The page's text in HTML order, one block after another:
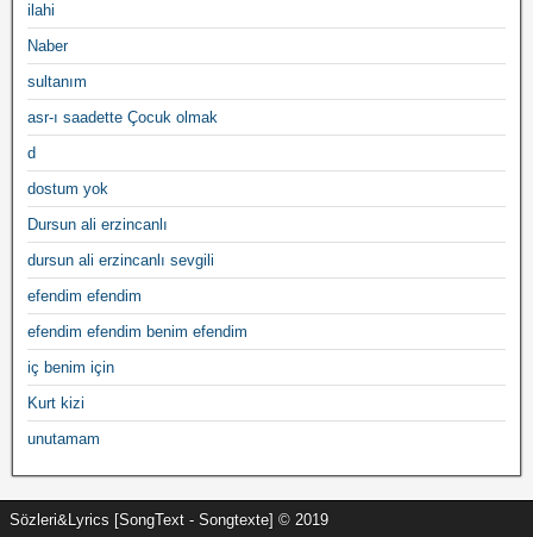
ilahi
Naber
sultanım
asr-ı saadette Çocuk olmak
d
dostum yok
Dursun ali erzincanlı
dursun ali erzincanlı sevgili
efendim efendim
efendim efendim benim efendim
iç benim için
Kurt kizi
unutamam
Sözleri&Lyrics [SongText - Songtexte] © 2019